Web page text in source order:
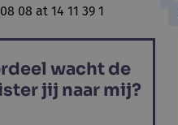
wacht de
jij naar mij?